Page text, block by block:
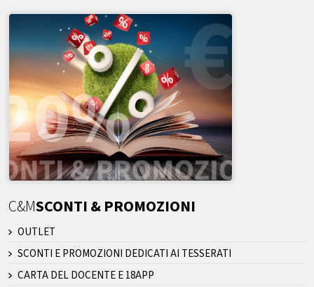
C&MSCONTI & PROMOZIONI
OUTLET
SCONTI E PROMOZIONI DEDICATI AI TESSERATI
CARTA DEL DOCENTE E 18APP